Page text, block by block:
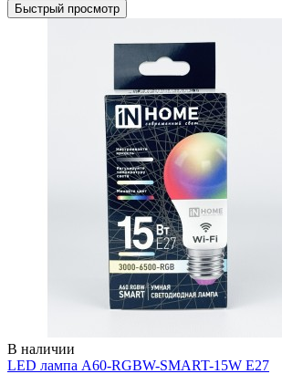
Быстрый просмотр
В наличии
LED лампа А60-RGBW-SMART-15W Е27